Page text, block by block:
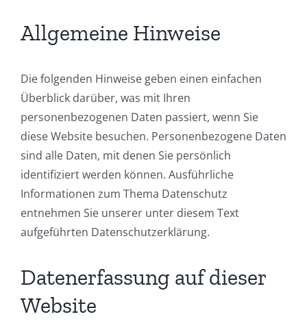
Allgemeine Hinweise
Die folgenden Hinweise geben einen einfachen
Überblick darüber, was mit Ihren
personenbezogenen Daten passiert, wenn Sie
diese Website besuchen. Personenbezogene Daten
sind alle Daten, mit denen Sie persönlich
identifiziert werden können. Ausführliche
Informationen zum Thema Datenschutz
entnehmen Sie unserer unter diesem Text
aufgeführten Datenschutzerklärung.
Datenerfassung auf dieser
Website